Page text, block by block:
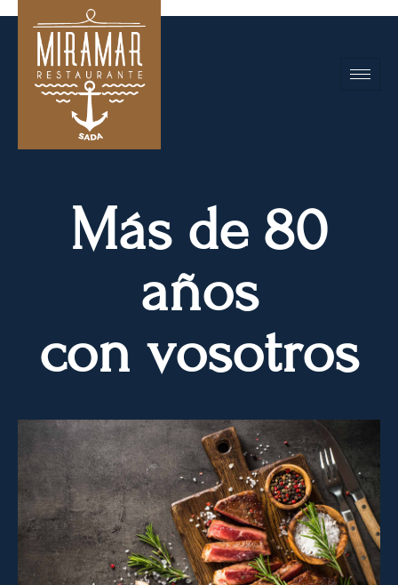
Más de 80
años
con vosotros